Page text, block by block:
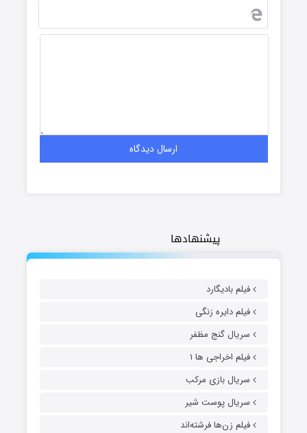
پیشنهادها
فیلم بادیگارد
فیلم دایره زنگی
سریال گنج مظفر
فیلم اخراجی ها ۱
سریال بازی مرکب
سریال پوست شیر
فیلم زن‌ها فرشته‌اند